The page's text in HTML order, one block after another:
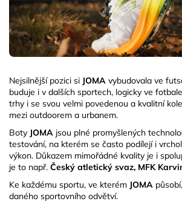
Nejsilnější pozici si JOMA vybudovala ve
buduje i v dalších sportech, logicky ve
trhy i se svou velmi povedenou a kvalitní
mezi outdoorem a urbanem.
Boty JOMA jsou plné promyšlených
testování, na kterém se často podílejí i
výkon. Důkazem mimořádné kvality je i
je to např. Český atletický svaz, MFK
Ke každému sportu, ve kterém JOMA
daného sportovního odvětví.